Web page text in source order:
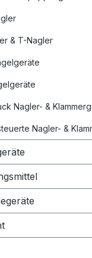
& T-Nagler
Nagler- &
Nagler- &